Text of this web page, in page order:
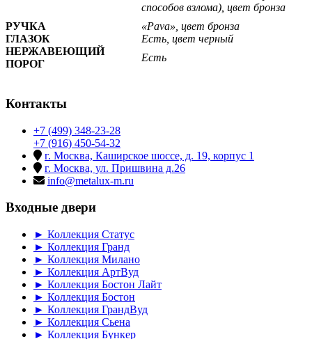
способов взлома), цвет бронза
РУЧКА
«Pava» , цвет бронза
ГЛАЗОК
Есть, цвет черный
НЕРЖАВЕЮЩИЙ
ПОРОГ
Есть
Контакты
+7 (499) 348-23-28
+7 (916) 450-54-32
г. Москва, Каширское шоссе, д. 19, корпус 1
г. Москва, ул. Пришвина д.26
info@metalux-m.ru
Входные двери
► Коллекция Статус
► Коллекция Гранд
► Коллекция Милано
► Коллекция АртВуд
► Коллекция Бостон Лайт
► Коллекция Бостон
► Коллекция ГрандВуд
► Коллекция Сьена
► Коллекция Бункер